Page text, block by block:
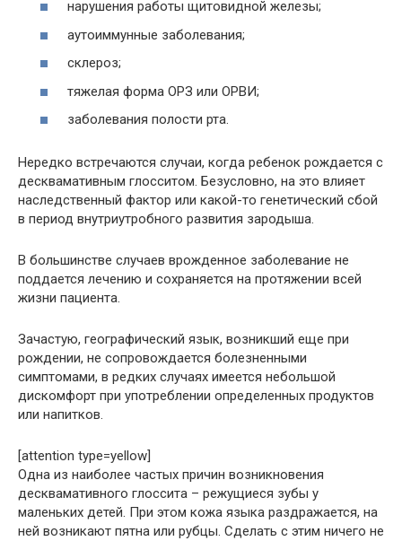
нарушения работы щитовидной железы;
аутоиммунные заболевания;
склероз;
тяжелая форма ОРЗ или ОРВИ;
заболевания полости рта.
Нередко встречаются случаи, когда ребенок рождается с
десквамативным глосситом. Безусловно, на это влияет
наследственный фактор или какой-то генетический сбой
в период внутриутробного развития зародыша.
В большинстве случаев врожденное заболевание не
поддается лечению и сохраняется на протяжении всей
жизни пациента.
Зачастую, географический язык, возникший еще при
рождении, не сопровождается болезненными
симптомами, в редких случаях имеется небольшой
дискомфорт при употреблении определенных продуктов
или напитков.
[attention type=yellow]
Одна из наиболее частых причин возникновения
десквамативного глоссита – режущиеся зубы у
маленьких детей. При этом кожа языка раздражается, на
ней возникают пятна или рубцы. Сделать с этим ничего не